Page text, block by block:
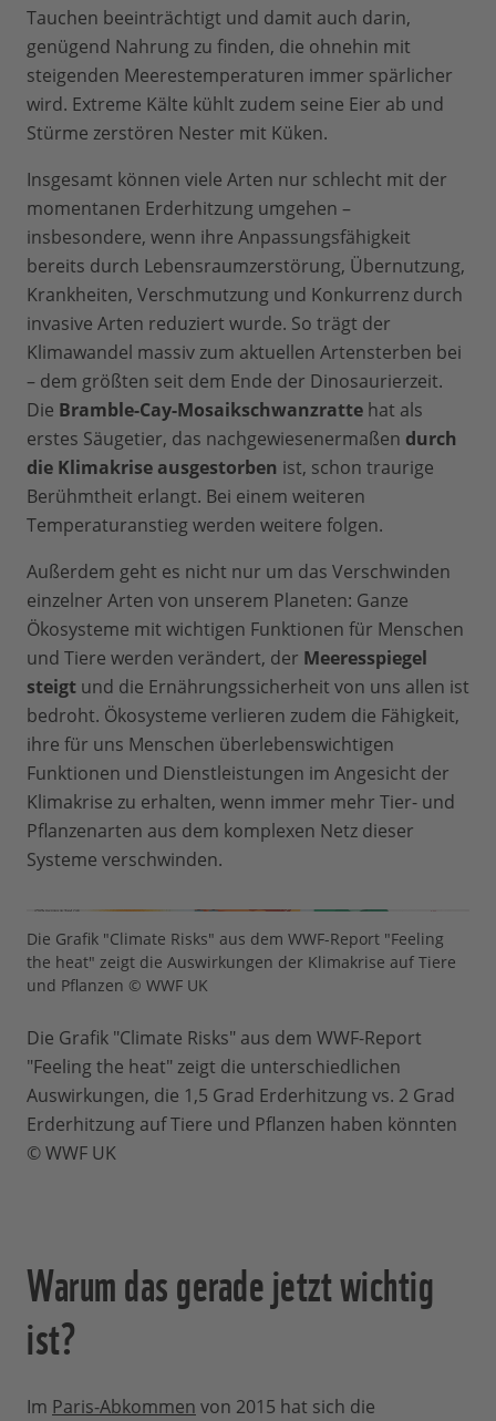
Tauchen beeinträchtigt und damit auch darin,
genügend Nahrung zu finden, die ohnehin mit
steigenden Meerestemperaturen immer spärlicher
wird. Extreme Kälte kühlt zudem seine Eier ab und
Stürme zerstören Nester mit Küken.
Insgesamt können viele Arten nur schlecht mit der
momentanen Erderhitzung umgehen –
insbesondere, wenn ihre Anpassungsfähigkeit
bereits durch Lebensraumzerstörung, Übernutzung,
Krankheiten, Verschmutzung und Konkurrenz durch
invasive Arten reduziert wurde. So trägt der
Klimawandel massiv zum aktuellen Artensterben bei
– dem größten seit dem Ende der Dinosaurierzeit.
Die Bramble-Cay-Mosaikschwanzratte hat als
erstes Säugetier, das nachgewiesenermaßen durch
die Klimakrise ausgestorben ist, schon traurige
Berühmtheit erlangt. Bei einem weiteren
Temperaturanstieg werden weitere folgen.
Außerdem geht es nicht nur um das Verschwinden
einzelner Arten von unserem Planeten: Ganze
Ökosysteme mit wichtigen Funktionen für Menschen
und Tiere werden verändert, der Meeresspiegel
steigt und die Ernährungssicherheit von uns allen ist
bedroht. Ökosysteme verlieren zudem die Fähigkeit,
ihre für uns Menschen überlebenswichtigen
Funktionen und Dienstleistungen im Angesicht der
Klimakrise zu erhalten, wenn immer mehr Tier- und
Pflanzenarten aus dem komplexen Netz dieser
Systeme verschwinden.
Die Grafik "Climate Risks" aus dem WWF-Report "Feeling
the heat" zeigt die Auswirkungen der Klimakrise auf Tiere
und Pflanzen © WWF UK
Die Grafik "Climate Risks" aus dem WWF-Report
"Feeling the heat" zeigt die unterschiedlichen
Auswirkungen, die 1,5 Grad Erderhitzung vs. 2 Grad
Erderhitzung auf Tiere und Pflanzen haben könnten
© WWF UK
Warum das gerade jetzt wichtig
ist?
Im Paris-Abkommen von 2015 hat sich die